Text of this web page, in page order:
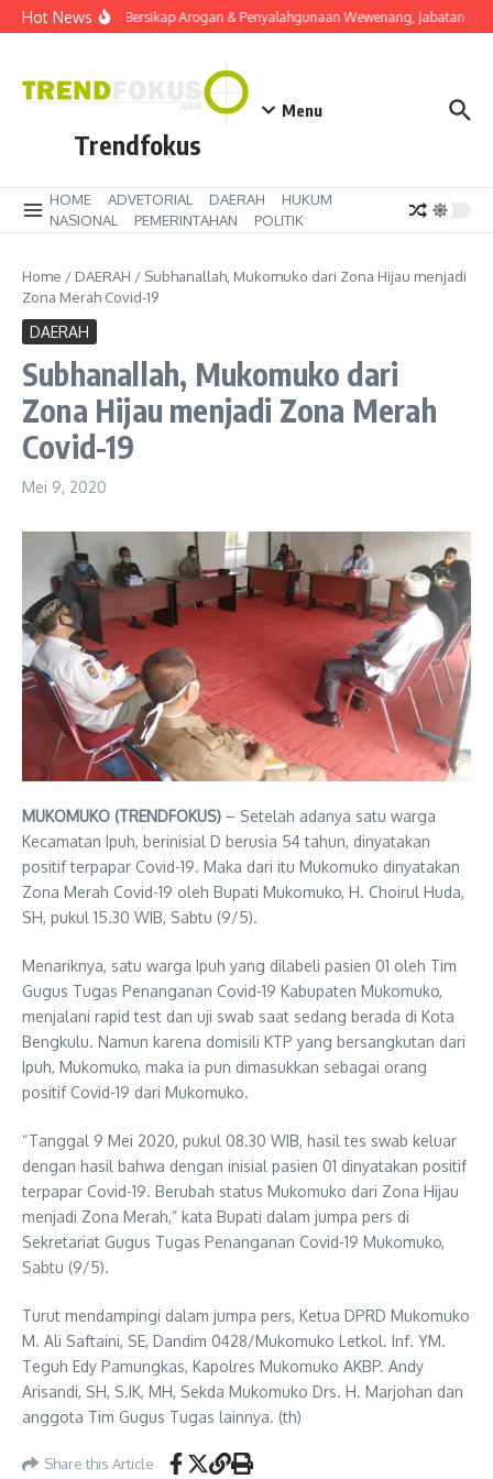
Lewati ke konten
Hot NewsDinilai Bersikap Arogan & Penyalahgunaan Wewenang, Jabatan
Trendfokus
Menu
HOME ADVETORIAL DAERAH
HUKUM
NASIONAL
PEMERINTAHAN POLITIK
Home / DAERAH / Subhanallah, Mukomuko dari Zona Hijau menjadi
Zona Merah Covid-19
DAERAH
Subhanallah, Mukomuko dari
Zona Hijau menjadi Zona Merah
Covid-19
Mei 9, 2020
MUKOMUKO (TRENDFOKUS) – Setelah adanya satu warga
Kecamatan Ipuh, berinisial D berusia 54 tahun, dinyatakan
positif terpapar Covid-19. Maka dari itu Mukomuko dinyatakan
Zona Merah Covid-19 oleh Bupati Mukomuko, H. Choirul Huda,
SH, pukul 15.30 WIB, Sabtu (9/5).
Menariknya, satu warga Ipuh yang dilabeli pasien 01 oleh Tim
Gugus Tugas Penanganan Covid-19 Kabupaten Mukomuko,
menjalani rapid test dan uji swab saat sedang berada di Kota
Bengkulu. Namun karena domisili KTP yang bersangkutan dari
Ipuh, Mukomuko, maka ia pun dimasukkan sebagai orang
positif Covid-19 dari Mukomuko.
“Tanggal 9 Mei 2020, pukul 08.30 WIB, hasil tes swab keluar
dengan hasil bahwa dengan inisial pasien 01 dinyatakan positif
terpapar Covid-19. Berubah status Mukomuko dari Zona Hijau
menjadi Zona Merah,” kata Bupati dalam jumpa pers di
Sekretariat Gugus Tugas Penanganan Covid-19 Mukomuko,
Sabtu (9/5).
Turut mendampingi dalam jumpa pers, Ketua DPRD Mukomuko
M. Ali Saftaini, SE, Dandim 0428/Mukomuko Letkol. Inf. YM.
Teguh Edy Pamungkas, Kapolres Mukomuko AKBP. Andy
Arisandi, SH, S.IK, MH, Sekda Mukomuko Drs. H. Marjohan dan
anggota Tim Gugus Tugas lainnya. (th)
Share this Article